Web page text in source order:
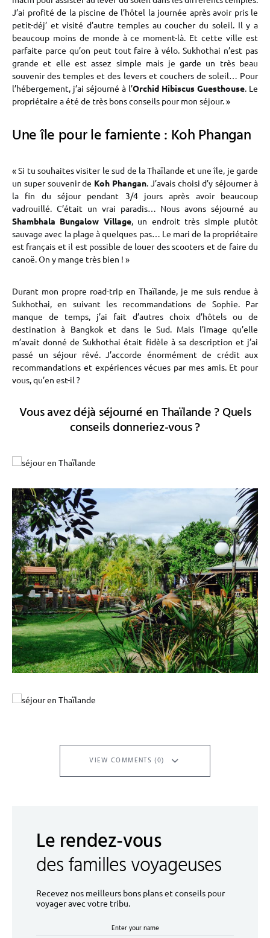
J’ai profité de la piscine de l’hôtel la journée après avoir pris le
petit-déj’ et visité d’autre temples au coucher du soleil. Il y a
beaucoup moins de monde à ce moment-là. Et cette ville est
parfaite parce qu’on peut tout faire à vélo. Sukhothai n’est pas
grande et elle est assez simple mais je garde un très beau
souvenir des temples et des levers et couchers de soleil… Pour
l’hébergement, j’ai séjourné à l’Orchid Hibiscus Guesthouse. Le
propriétaire a été de très bons conseils pour mon séjour. »
Une île pour le farniente : Koh Phangan
« Si tu souhaites visiter le sud de la Thaïlande et une île, je garde
un super souvenir de Koh Phangan. J’avais choisi d’y séjourner à
la fin du séjour pendant 3/4 jours après avoir beaucoup
vadrouillé. C’était un vrai paradis… Nous avons séjourné au
Shambhala Bungalow Village, un endroit très simple plutôt
sauvage avec la plage à quelques pas… Le mari de la propriétaire
est français et il est possible de louer des scooters et de faire du
canoë. On y mange très bien ! »
Durant mon propre road-trip en Thaïlande, je me suis rendue à
Sukhothai, en suivant les recommandations de Sophie. Par
manque de temps, j’ai fait d’autres choix d’hôtels ou de
destination à Bangkok et dans le Sud. Mais l’image qu’elle
m’avait donné de Sukhothai était fidèle à sa description et j’ai
passé un séjour rêvé. J’accorde énormément de crédit aux
recommandations et expériences vécues par mes amis. Et pour
vous, qu’en est-il ?
Vous avez déjà séjourné en Thaïlande ? Quels
conseils donneriez-vous ?
VIEW COMMENTS (0)
Le rendez-vous
des familles voyageuses
Recevez nos meilleurs bons plans et conseils pour
voyager avec votre tribu.